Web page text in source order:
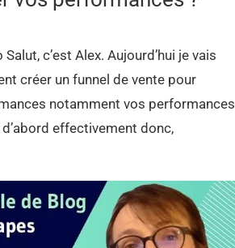
c’est Alex. Aujourd’hui je vais
créer un funnel de vente pour
notamment vos performances
effectivement donc,